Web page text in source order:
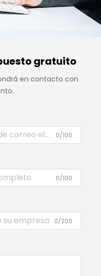
gratuito
en contacto con
0/100
0/100
0/200